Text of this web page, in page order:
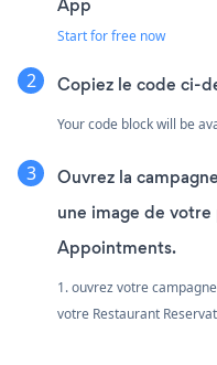
Start for free now
Copiez le code ci-
Your code block will be
Ouvrez la
une image de
Appointments.
1. ouvrez votre
votre Restaurant